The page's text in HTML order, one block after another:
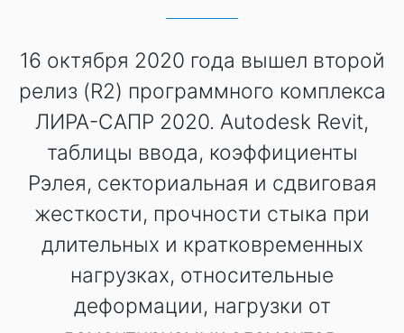
16 октября 2020 года вышел второй
релиз (R2) программного комплекса
ЛИРА-САПР 2020. Autodesk Revit,
таблицы ввода, коэффициенты
Рэлея, секториальная и сдвиговая
жесткости, прочности стыка при
длительных и кратковременных
нагрузках, относительные
деформации, нагрузки от